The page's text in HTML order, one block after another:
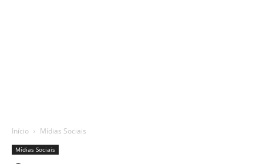
Início Mídias Sociais
Mídias Sociais